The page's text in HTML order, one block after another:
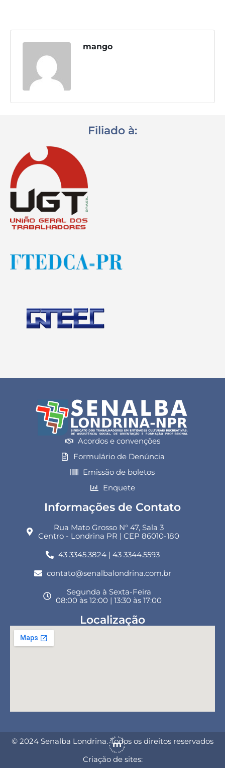
mango
Filiado à:
Acordos e convenções
Formulário de Denúncia
Emissão de boletos
Enquete
Informações de Contato
Rua Mato Grosso N° 47, Sala 3
Centro - Londrina PR | CEP 86010-180
43 3345.3824 | 43 3344.5593
contato@senalbalondrina.com.br
Segunda à Sexta-Feira
08:00 às 12:00 | 13:30 às 17:00
Localização
© 2024 Senalba Londrina. Todos os direitos reservados
Criação de sites: